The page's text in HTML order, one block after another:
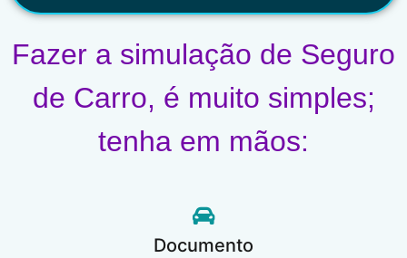
Fazer a simulação de Seguro
de Carro, é muito simples;
tenha em mãos:
Documento